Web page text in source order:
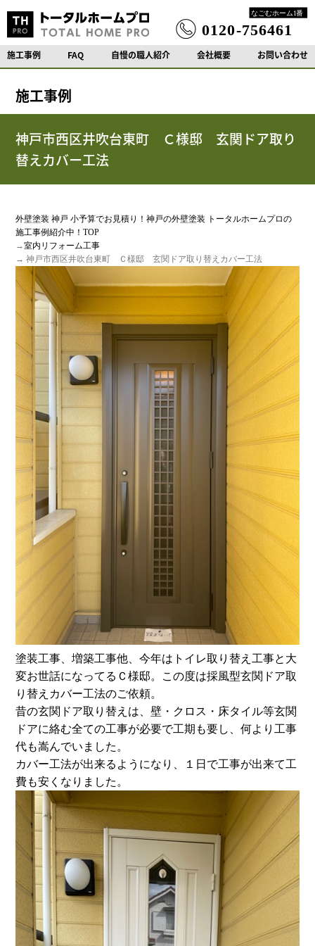
施工事例 FAQ 自慢の職人紹介 会社概要 お問い合わせ
施工事例
神戸市西区井吹台東町 Ｃ様邸 玄関ドア取り
替えカバー工法
外壁塗装 神戸 小予算でお見積り！神戸の外壁塗装 トータルホームプロの
施工事例紹介中！TOP
→室内リフォーム工事
→ 神戸市西区井吹台東町 Ｃ様邸 玄関ドア取り替えカバー工法
塗装工事、増築工事他、今年はトイレ取り替え工事と大
変お世話になってるＣ様邸。この度は採風型玄関ドア取
り替えカバー工法のご依頼。
昔の玄関ドア取り替えは、壁・クロス・床タイル等玄関
ドアに絡む全ての工事が必要で工期も要し、何より工事
代も嵩んでいました。
カバー工法が出来るようになり、１日で工事が出来て工
費も安くなりました。